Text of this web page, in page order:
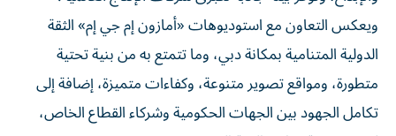
ويعكس التعاون مع استوديوهات «أمازون إم جي إم» الثقة
الدولية المتنامية بمكانة دبي، وما تتمتع به من بنية تحتية
متطورة، ومواقع تصوير متنوعة، وكفاءات متميزة، إضافة إلى
تكامل الجهود بين الجهات الحكومية وشركاء القطاع الخاص،